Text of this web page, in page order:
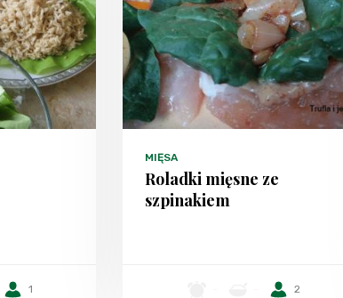
1
MIĘSA
Roladki mięsne ze
szpinakiem
2